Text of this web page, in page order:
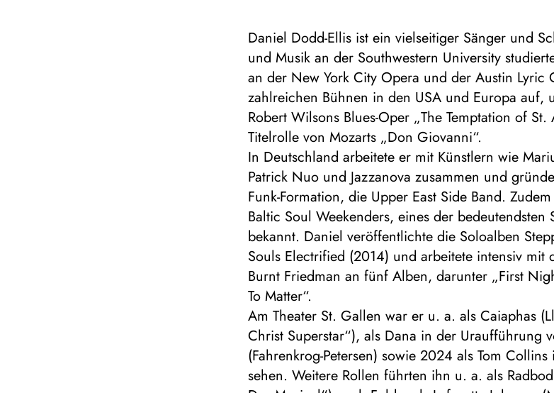
Daniel Dodd-Ellis ist ein vielseitiger Sänger und
und Musik an der Southwestern University
an der New York City Opera und der Austin Lyric
zahlreichen Bühnen in den USA und Europa auf,
Robert Wilsons Blues-Oper „The Temptation of
Titelrolle von Mozarts „Don Giovanni“.
In Deutschland arbeitete er mit Künstlern wie
Patrick Nuo und Jazzanova zusammen und
Funk-Formation, die Upper East Side Band.
Baltic Soul Weekenders, eines der bedeutendsten
bekannt. Daniel veröffentlichte die Soloalben
Souls Electrified (2014) und arbeitete intensiv mit
Burnt Friedman an fünf Alben, darunter „First
To Matter“.
Am Theater St. Gallen war er u. a. als Caiaphas
Christ Superstar“), als Dana in der Uraufführung
(Fahrenkrog-Petersen) sowie 2024 als Tom Collins
sehen. Weitere Rollen führten ihn u. a. als